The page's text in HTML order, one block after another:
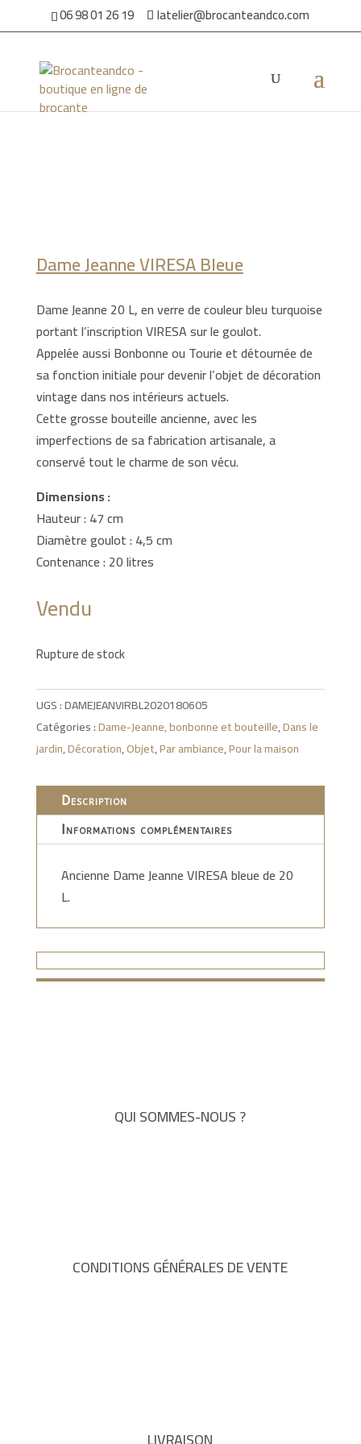
06 98 01 26 19 latelier@brocanteandco.com
Accueil/Par ambiance/
/ Dame Jeanne VIRESA
Bleue
Dame Jeanne VIRESA Bleue
Dame Jeanne 20 L, en verre de couleur bleu turquoise
portant l’inscription VIRESA sur le goulot.
Appelée aussi Bonbonne ou Tourie et détournée de
sa fonction initiale pour devenir l’objet de décoration
vintage dans nos intérieurs actuels.
Cette grosse bouteille ancienne, avec les
imperfections de sa fabrication artisanale, a
conservé tout le charme de son vécu.
Dimensions :
Hauteur : 47 cm
Diamètre goulot : 4,5 cm
Contenance : 20 litres
Vendu
Rupture de stock
UGS :DAMEJEANVIRBL2020180605
Catégories :Dame-Jeanne, bonbonne et bouteille,Dans le
jardin,Décoration,Objet,Par ambiance,Pour la maison
Description
Informations complémentaires
Ancienne Dame Jeanne VIRESA bleue de 20
L.
QUI SOMMES-NOUS ?
CONDITIONS GÉNÉRALES DE VENTE